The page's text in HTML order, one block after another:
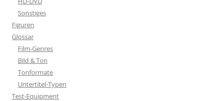
Sonstiges
Figuren
Glossar
Film-Genres
Bild & Ton
Tonformate
Untertitel-Typen
Test-Equipment